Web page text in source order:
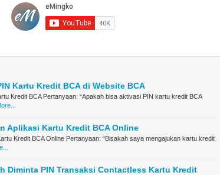
Kartu Kredit BCA di Website BCA
Kredit BCA Pertanyaan: “Apakah bisa aktivasi PIN kartu kredit BCA
Aplikasi Kartu Kredit BCA Online
Kredit BCA Online Pertanyaan: “Bisakah saya mengajukan kartu kredit
Diminta PIN Transaksi Contactless Kartu Kredit